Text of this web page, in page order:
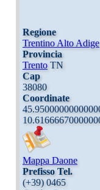
Regione
Trentino Alto Adige
Provincia
TrentoTN
Cap
38080
Coordinate
Mappa Daone
Prefisso Tel.
(+39) 0465